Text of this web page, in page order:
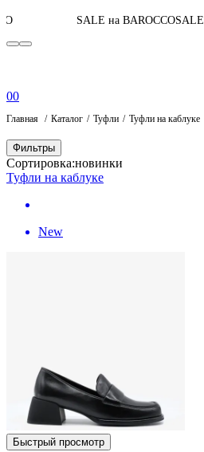
SALE на BAROCCO SALE на BAROCCO
00
Главная Каталог Туфли Туфли на каблуке
Фильтры
Сортировка:новинки
Туфли на каблуке
New
Быстрый просмотр